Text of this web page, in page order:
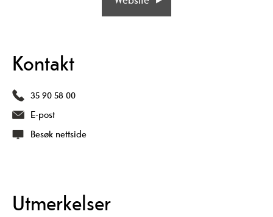
Kontakt
35 90 58 00
E-post
Besøk nettside
Utmerkelser